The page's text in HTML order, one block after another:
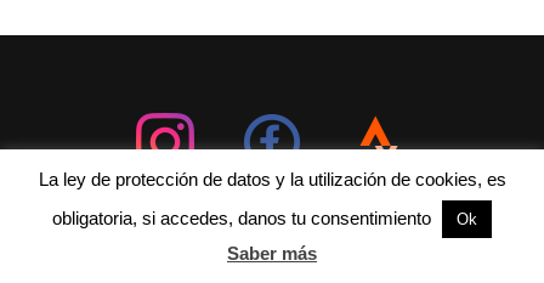
| Funciona gracias aWordPress
La ley de protección de datos y la utilización de cookies, es
obligatoria, si accedes, danos tu consentimiento
Ok
Saber más